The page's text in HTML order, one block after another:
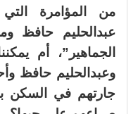
من المؤامرة
عبدالحليم حافظ
الجماهير”، أم
وعبدالحليم حافظ
جارتهم في السكن